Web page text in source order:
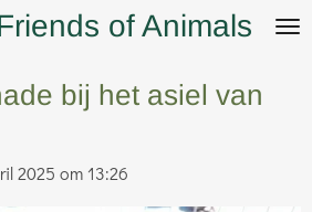
of Animals
bij het asiel van
2025 om 13:26